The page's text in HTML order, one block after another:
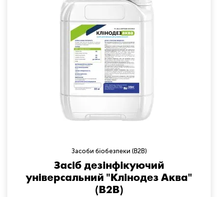
Засоби біобезпеки (B2B)
Засіб дезінфікуючий
універсальний "Клінодез Аква"
(B2B)